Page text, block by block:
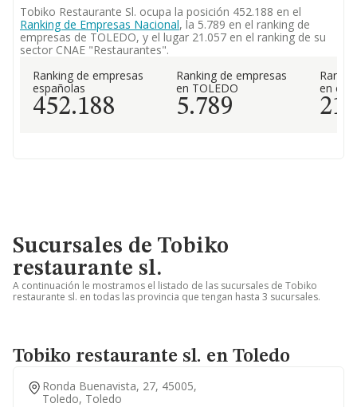
Tobiko Restaurante Sl. ocupa la posición 452.188 en el
Ranking de Empresas Nacional, la 5.789 en el ranking de
empresas de TOLEDO, y el lugar 21.057 en el ranking de su
sector CNAE "Restaurantes".
Ranking de empresas
españolas
452.188
Ranking de empresas
en TOLEDO
5.789
en el
Sucursales de Tobiko
restaurante sl.
A continuación le mostramos el listado de las sucursales de Tobiko
restaurante sl. en todas las provincia que tengan hasta 3 sucursales.
Tobiko restaurante sl. en Toledo
Ronda Buenavista, 27, 45005,
Toledo, Toledo